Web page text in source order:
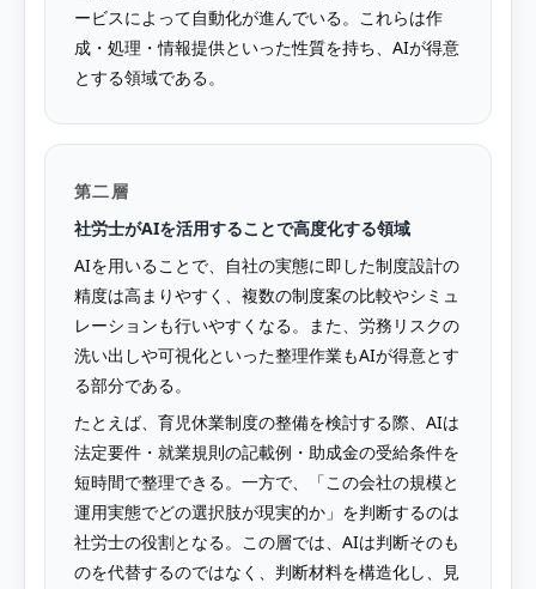
ービスによって自動化が進んでいる。これらは作
成・処理・情報提供といった性質を持ち、AIが得意
とする領域である。
第二層
社労士がAIを活用することで高度化する領域
AIを用いることで、自社の実態に即した制度設計の
精度は高まりやすく、複数の制度案の比較やシミュ
レーションも行いやすくなる。また、労務リスクの
洗い出しや可視化といった整理作業もAIが得意とす
る部分である。
たとえば、育児休業制度の整備を検討する際、AIは
法定要件・就業規則の記載例・助成金の受給条件を
短時間で整理できる。一方で、「この会社の規模と
運用実態でどの選択肢が現実的か」を判断するのは
社労士の役割となる。この層では、AIは判断そのも
のを代替するのではなく、判断材料を構造化し、見